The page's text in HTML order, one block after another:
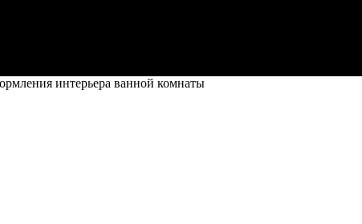
интерьера ванной комнаты